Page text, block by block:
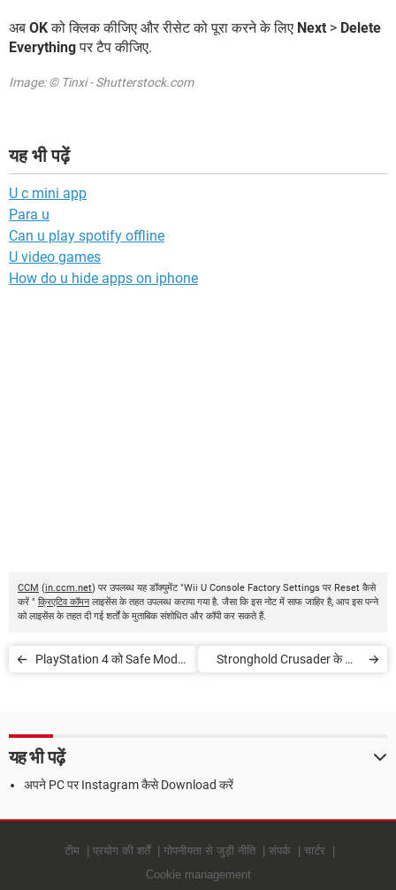
अब OKको क्लिक कीजिए और रीसेट को पूरा करने के लिए Next > Delete
Everythingपर टैप कीजिए.
Image: © Tinxi - Shutterstock.com
यह भी पढ़ें
U c mini app
Para u
Can u play spotify offline
U video games
How do u hide apps on iphone
CCM (in.ccm.net) पर उपलब्ध यह डॉक्युमेंट "Wii U Console Factory Settings पर Reset कैसे
करें " क्रिएटिव कॉमनलाइसेंस के तहत उपलब्ध कराया गया है. जैसा कि इस नोट में साफ जाहिर है, आप इस पन्ने
को लाइसेंस के तहत दी गई शर्तों के मुताबिक संशोधित और कॉपी कर सकते हैं.
PlayStation 4 को Safe Mode
Stronghold Crusader के लिए
यह भी पढ़ें
अपने PC पर Instagram कैसे Download करें
टीम प्रयोग की शर्तें गोपनीयता से जुड़ी नीति संपर्क
चार्टर
Cookie management